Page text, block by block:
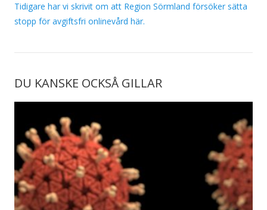
Tidigare har vi skrivit om att Region Sörmland försöker sätta
stopp för avgiftsfri onlinevård här.
DU KANSKE OCKSÅ GILLAR